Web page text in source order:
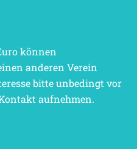
können
anderen Verein
bitte unbedingt vor
aufnehmen.